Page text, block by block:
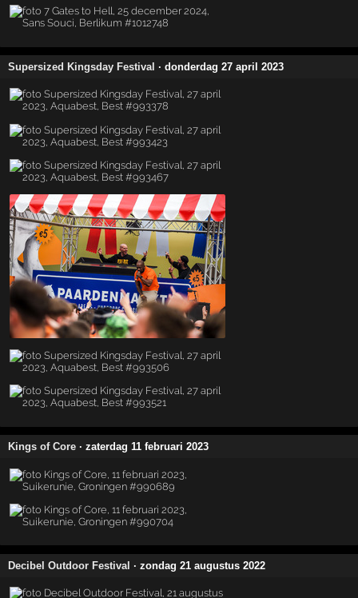
Supersized Kingsday Festival · donderdag 27 april 2023
Kings of Core · zaterdag 11 februari 2023
Decibel Outdoor Festival · zondag 21 augustus 2022